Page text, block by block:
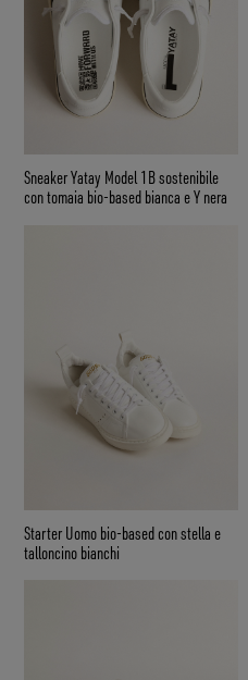
Sneaker Yatay Model 1B sostenibile
con tomaia bio-based bianca e Y nera
Starter Uomo bio-based con stella e
talloncino bianchi